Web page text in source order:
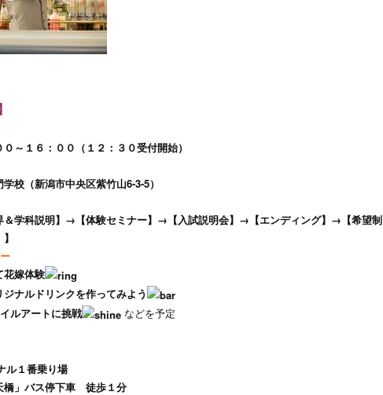
～１６：００（１２：３０受付開始）
校（新潟市中央区紫竹山6-3-5）
＆学科説明】→【体験セミナー】→【入試説明会】→【エンディング】→【希望制
花嫁体験
ナルドリンクを作ってみよう
ルアートに挑戦 などを予定
ル１番乗り場
橋」バス停下車 徒歩１分